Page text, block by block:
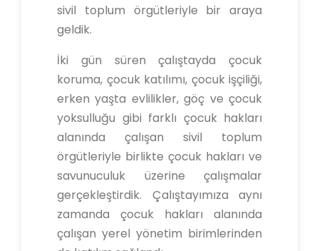
sivil toplum örgütleriyle bir araya
geldik.
İki gün süren çalıştayda çocuk
koruma, çocuk katılımı, çocuk işçiliği,
erken yaşta evlilikler, göç ve çocuk
yoksulluğu gibi farklı çocuk hakları
alanında çalışan sivil toplum
örgütleriyle birlikte çocuk hakları ve
savunuculuk üzerine çalışmalar
gerçekleştirdik. Çalıştayımıza aynı
zamanda çocuk hakları alanında
çalışan yerel yönetim birimlerinden